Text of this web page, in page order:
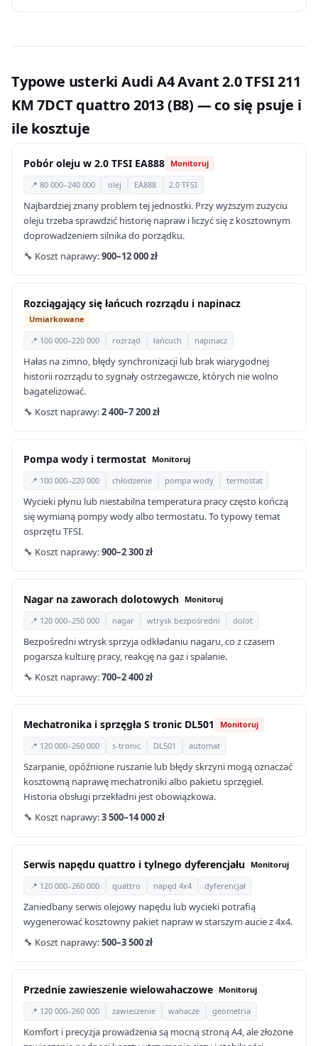
Typowe usterki Audi A4 Avant 2.0 TFSI 211
KM 7DCT quattro 2013 (B8) — co się psuje i
ile kosztuje
Pobór oleju w 2.0 TFSI EA888 Monitoruj
📍 80 000–240 000 olej EA888 2.0 TFSI
Najbardziej znany problem tej jednostki. Przy wyższym zużyciu
oleju trzeba sprawdzić historię napraw i liczyć się z kosztownym
doprowadzeniem silnika do porządku.
🔧 Koszt naprawy:900–12 000 zł
Rozciągający się łańcuch rozrządu i napinacz
Umiarkowane
📍 100 000–220 000
rozrząd łańcuch napinacz
Hałas na zimno, błędy synchronizacji lub brak wiarygodnej
historii rozrządu to sygnały ostrzegawcze, których nie wolno
bagatelizować.
🔧 Koszt naprawy:2 400–7 200 zł
Pompa wody i termostat Monitoruj
📍 100 000–220 000 chłodzenie pompa wody termostat
Wycieki płynu lub niestabilna temperatura pracy często kończą
się wymianą pompy wody albo termostatu. To typowy temat
osprzętu TFSI.
🔧 Koszt naprawy:900–2 300 zł
Nagar na zaworach dolotowych Monitoruj
📍 120 000–250 000 nagar wtrysk bezpośredni dolot
Bezpośredni wtrysk sprzyja odkładaniu nagaru, co z czasem
pogarsza kulturę pracy, reakcję na gaz i spalanie.
🔧 Koszt naprawy:700–2 400 zł
Mechatronika i sprzęgła S tronic DL501 Monitoruj
📍 120 000–260 000 s-tronic DL501 automat
Szarpanie, opóźnione ruszanie lub błędy skrzyni mogą oznaczać
kosztowną naprawę mechatroniki albo pakietu sprzęgieł.
Historia obsługi przekładni jest obowiązkowa.
🔧 Koszt naprawy:3 500–14 000 zł
Serwis napędu quattro i tylnego dyferencjału Monitoruj
📍 120 000–260 000 quattro napęd 4x4 dyferencjał
Zaniedbany serwis olejowy napędu lub wycieki potrafią
wygenerować kosztowny pakiet napraw w starszym aucie z 4x4.
🔧 Koszt naprawy:500–3 500 zł
Przednie zawieszenie wielowahaczowe Monitoruj
📍 120 000–260 000 zawieszenie wahacze geometria
Komfort i precyzja prowadzenia są mocną stroną A4, ale złożone